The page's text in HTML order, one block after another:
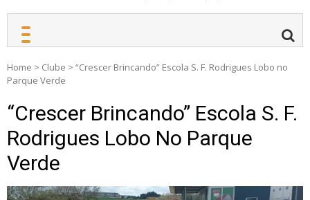
Home > Clube > “Crescer Brincando” Escola S. F. Rodrigues Lobo no
Parque Verde
“Crescer Brincando” Escola S. F.
Rodrigues Lobo No Parque
Verde